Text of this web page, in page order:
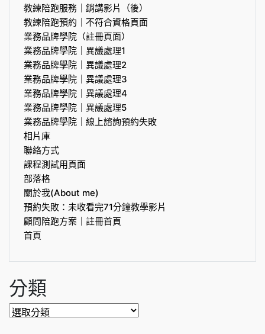
教練陪跑服務｜銷講影片（後）
教練陪跑預約｜不符合資格頁面
業務品牌學院（註冊頁面）
業務品牌學院｜異議處理1
業務品牌學院｜異議處理2
業務品牌學院｜異議處理3
業務品牌學院｜異議處理4
業務品牌學院｜異議處理5
業務品牌學院｜線上諮詢預約失敗
相片庫
聯絡方式
課程測試用頁面
部落格
關於我(About me)
預約失敗：未收看完71分鐘教學影片
顧問陪跑方案｜註冊首頁
首頁
分類
分